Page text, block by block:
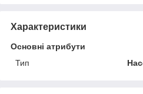
Характеристики
Основні атрибути
Тип